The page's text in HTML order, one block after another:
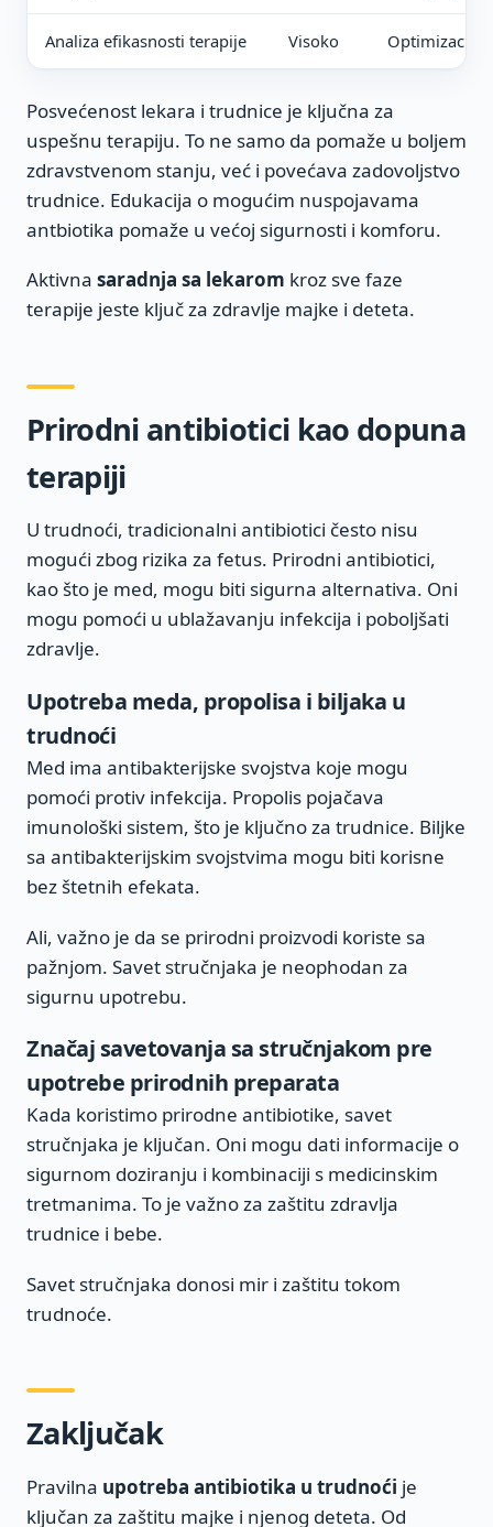
Analiza efikasnosti terapije Visoko Optimizacija
Posvećenost lekara i trudnice je ključna za
uspešnu terapiju. To ne samo da pomaže u boljem
zdravstvenom stanju, već i povećava zadovoljstvo
trudnice. Edukacija o mogućim nuspojavama
antbiotika pomaže u većoj sigurnosti i komforu.
Aktivna saradnja sa lekarom kroz sve faze
terapije jeste ključ za zdravlje majke i deteta.
Prirodni antibiotici kao dopuna
terapiji
U trudnoći, tradicionalni antibiotici često nisu
mogući zbog rizika za fetus. Prirodni antibiotici,
kao što je med, mogu biti sigurna alternativa. Oni
mogu pomoći u ublažavanju infekcija i poboljšati
zdravlje.
Upotreba meda, propolisa i biljaka u
trudnoći
Med ima antibakterijske svojstva koje mogu
pomoći protiv infekcija. Propolis pojačava
imunološki sistem, što je ključno za trudnice. Biljke
sa antibakterijskim svojstvima mogu biti korisne
bez štetnih efekata.
Ali, važno je da se prirodni proizvodi koriste sa
pažnjom. Savet stručnjaka je neophodan za
sigurnu upotrebu.
Značaj savetovanja sa stručnjakom pre
upotrebe prirodnih preparata
Kada koristimo prirodne antibiotike, savet
stručnjaka je ključan. Oni mogu dati informacije o
sigurnom doziranju i kombinaciji s medicinskim
tretmanima. To je važno za zaštitu zdravlja
trudnice i bebe.
Savet stručnjaka donosi mir i zaštitu tokom
trudnoće.
Zaključak
Pravilna upotreba antibiotika u trudnoći je
ključan za zaštitu majke i njenog deteta. Od